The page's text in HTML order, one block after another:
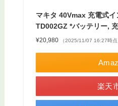
マキタ 40Vmax 充電式
TD002GZ *バッテリー,
¥20,980 （2025/11/07 16:27時点
楽天